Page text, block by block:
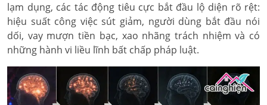
lạm dụng, các tác động tiêu cực bắt đầu lộ diện rõ rệt:
hiệu suất công việc sút giảm, người dùng bắt đầu nói
dối, vay mượn tiền bạc, xao nhãng trách nhiệm và có
những hành vi liều lĩnh bất chấp pháp luật.